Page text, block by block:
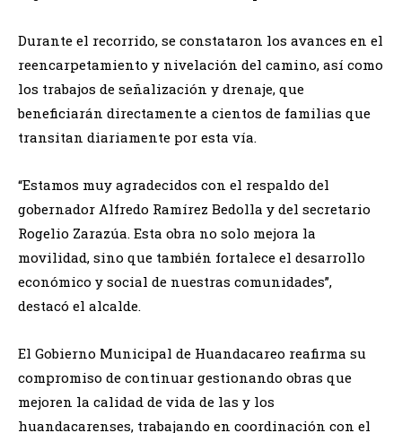
Durante el recorrido, se constataron los avances en el
reencarpetamiento y nivelación del camino, así como
los trabajos de señalización y drenaje, que
beneficiarán directamente a cientos de familias que
transitan diariamente por esta vía.
“Estamos muy agradecidos con el respaldo del
gobernador Alfredo Ramírez Bedolla y del secretario
Rogelio Zarazúa. Esta obra no solo mejora la
movilidad, sino que también fortalece el desarrollo
económico y social de nuestras comunidades”,
destacó el alcalde.
El Gobierno Municipal de Huandacareo reafirma su
compromiso de continuar gestionando obras que
mejoren la calidad de vida de las y los
huandacarenses, trabajando en coordinación con el